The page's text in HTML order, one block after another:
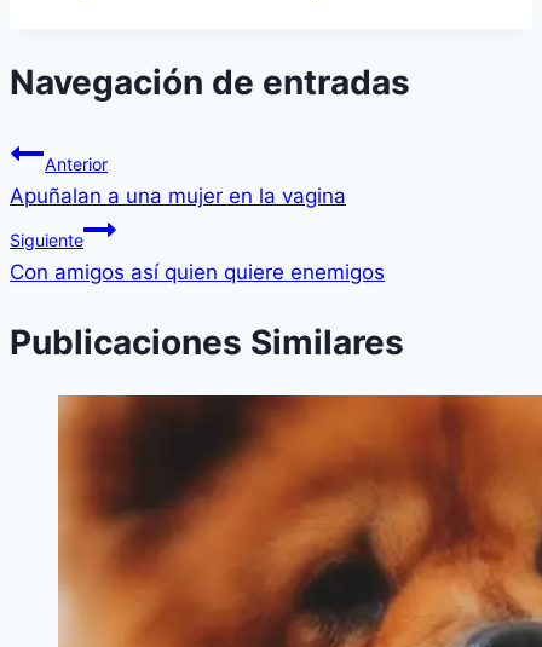
Navegación de entradas
Anterior
Apuñalan a una mujer en la vagina
Siguiente
Con amigos así­ quien quiere enemigos
Publicaciones Similares